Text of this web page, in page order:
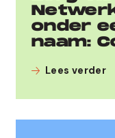
onder
naam:
Lees verder